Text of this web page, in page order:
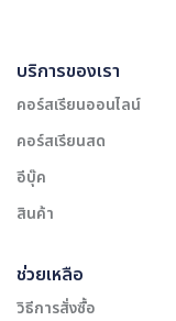
บริการของเรา
คอร์สเรียนออนไลน์
คอร์สเรียนสด
อีบุ๊ค
สินค้า
ช่วยเหลือ
วิธีการสั่งซื้อ